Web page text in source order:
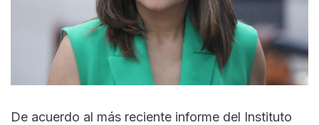
De acuerdo al más reciente informe del Instituto